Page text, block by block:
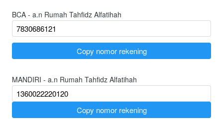
BCA - a.n Rumah Tahfidz Alfatihah
`
Copy nomor rekening
MANDIRI - a.n Rumah Tahfidz Alfatihah
`
Copy nomor rekening